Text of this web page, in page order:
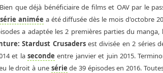
que déjà bénéficiaire de films et OAV par le
animée a été diffusée dès le mois d'octobre
a adaptée les 2 premières parties du manga,
Stardust Crusadersest divisée en 2 séries
et laseconde entre janvier et juin 2015.
le droit à une série de 39 épisodes en 2016.